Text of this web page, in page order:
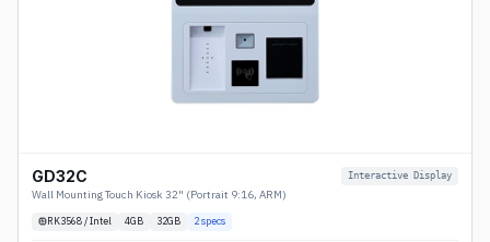
GD32C Interactive Display
Wall Mounting Touch Kiosk 32" (Portrait 9:16, ARM)
RK3568 / Intel 4GB 32GB 2specs